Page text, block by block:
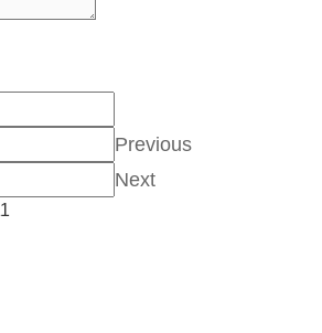
Previous
Next